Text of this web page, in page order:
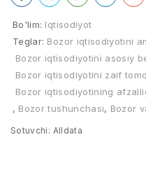
Bo'lim: Iqtisodiyot
Teglar: Bozor iqtisodiyotini
Bozor iqtisodiyotini asosiy
Bozor iqtisodiyotini zaif
Bozor iqtisodiyotining
, Bozor tushunchasi, Bozor
Sotuvchi: Alldata